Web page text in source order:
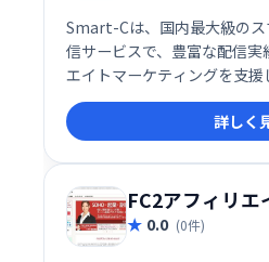
Smart-Cは、国内最大級の
信サービスで、豊富な配信実
エイトマーケティングを支
確な広告配信で売上向上を
詳しく
FC2アフィリエ
0.0 (0件)